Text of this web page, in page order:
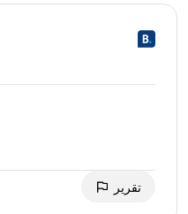
تقرير